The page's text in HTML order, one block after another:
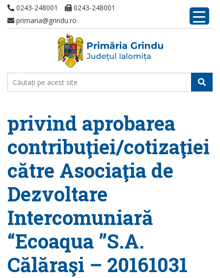
0243-248001
0243-248001
primaria@grindu.ro
privind aprobarea
contribuţiei/cotizaţiei
către Asociaţia de
Dezvoltare
Intercomuniară
“Ecoaqua ”S.A.
Călăraşi – 20161031